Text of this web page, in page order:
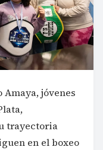
jóvenes
trayectoria
en el boxeo